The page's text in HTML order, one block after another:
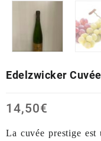
Edelzwicker
14,50€
La cuvée prestige est